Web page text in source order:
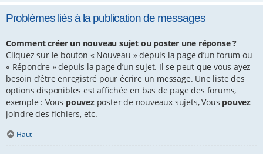
Problèmes liés à la publication de messages
Comment créer un nouveau sujet ou poster une réponse ?
Cliquez sur le bouton « Nouveau » depuis la page d’un forum ou
« Répondre » depuis la page d’un sujet. Il se peut que vous ayez
besoin d’être enregistré pour écrire un message. Une liste des
options disponibles est affichée en bas de page des forums,
exemple : Vous pouvezposter de nouveaux sujets, Vous pouvez
joindre des fichiers, etc.
Haut